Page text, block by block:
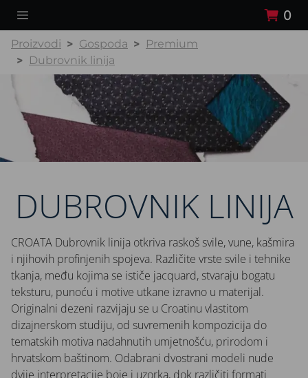
0
Proizvodi Gospoda
Premium
Dubrovnik linija
DUBROVNIK LINIJA
CROATA Dubrovnik linija otkriva raskoš svile, vune, kašmira
i njihovih profinjenih spojeva. Različite vrste svile i tehnike
tkanja, među kojima se ističe jacquard, stvaraju bogatu
teksturu, punoću i motive utkane izravno u materijal.
Originalni dezeni razvijaju se u Croatinu vlastitom
dizajnerskom studiju, od suvremenih kompozicija do
tematskih motiva nadahnutih umjetnošću, prirodom i
hrvatskom baštinom. Odabrani dvostrani modeli nude
dvije interpretacije boje i uzorka, dok različiti formati